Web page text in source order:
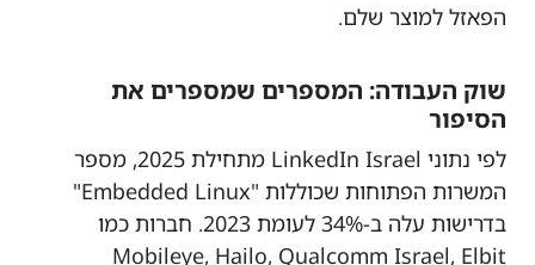
הפאזל למוצר שלם.
שוק העבודה: המספרים שמספרים את
הסיפור
לפי נתוני LinkedIn Israel מתחילת 2025, מספר
המשרות הפתוחות שכוללות "Embedded Linux"
בדרישות עלה ב-34% לעומת 2023. חברות כמו
Mobileye, Hailo, Qualcomm Israel, Elbit